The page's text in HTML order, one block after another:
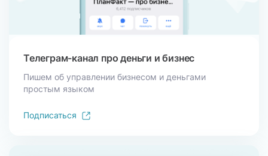
Телеграм-канал про деньги и бизнес
Пишем об управлении бизнесом и деньгами
простым языком
Подписаться